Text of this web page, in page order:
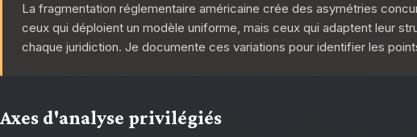
La fragmentation réglementaire américaine crée des asymétries
ceux qui déploient un modèle uniforme, mais ceux qui adaptent leur
chaque juridiction. Je documente ces variations pour identifier les
Axes d'analyse privilégiés